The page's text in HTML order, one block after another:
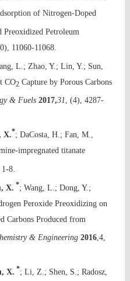
of Nitrogen-Doped
Petroleum
11060-11068.
L.; Zhao, Y.; Lin, Y.; Sun,
CO2Capture by Porous Carbons
& Fuels 2017,31, (4), 4287-
X.*; DaCosta, H.; Fan, M.,
impregnated titanate
8.
X. *; Wang, L.; Dong, Y.;
Peroxide Preoxidizing on
Carbons Produced from
& Engineering 2016,4,
X. *; Li, Z.; Shen, S.; Radosz,